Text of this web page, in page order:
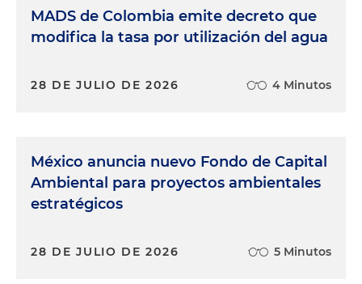
MADS de Colombia emite decreto que
modifica la tasa por utilización del agua
28 DE JULIO DE 2026 4 Minutos
México anuncia nuevo Fondo de Capital
Ambiental para proyectos ambientales
estratégicos
28 DE JULIO DE 2026 5 Minutos